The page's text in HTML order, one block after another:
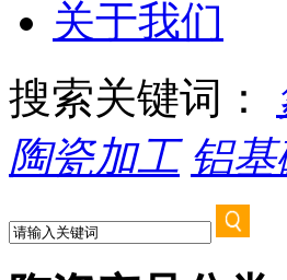
关于我们
搜索关键词：
陶瓷加工 铝